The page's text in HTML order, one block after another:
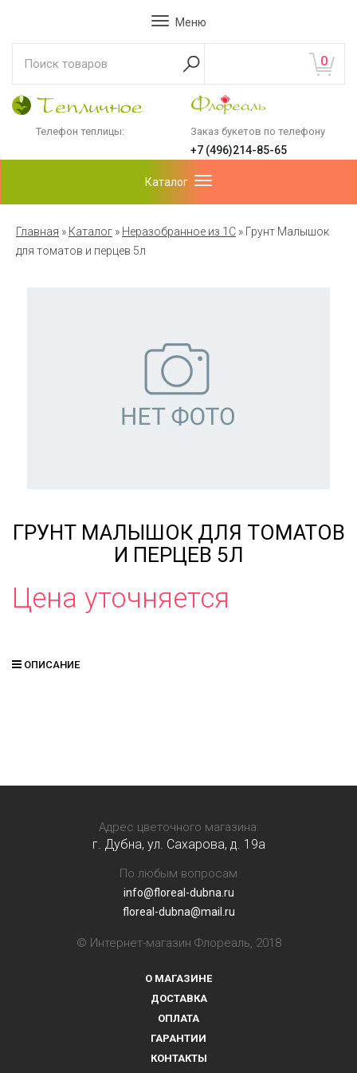
Меню
0
Телефон теплицы: Заказ букетов по телефону
+7 (496)214-85-65
Каталог
Главная » Каталог » Неразобранное из 1С » Грунт Малышок
для томатов и перцев 5л
ГРУНТ МАЛЫШОК ДЛЯ ТОМАТОВ
И ПЕРЦЕВ 5Л
Цена уточняется
ОПИСАНИЕ
Адрес цветочного магазина:
г. Дубна, ул. Сахарова, д. 19a
По любым вопросам
info@floreal-dubna.ru
floreal-dubna@mail.ru
© Интернет-магазин Флореаль, 2018
О МАГАЗИНЕ
ДОСТАВКА
ОПЛАТА
ГАРАНТИИ
КОНТАКТЫ